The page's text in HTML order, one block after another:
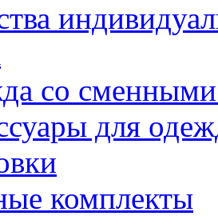
со сменными
для
комплекты